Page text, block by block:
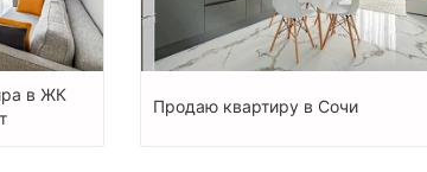
в ЖК
Продаю квартиру в Сочи